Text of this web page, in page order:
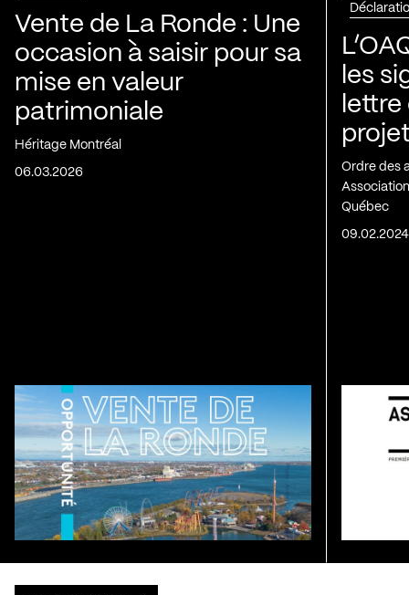
Vente de La Ronde : Une
occasion à saisir pour sa
mise en valeur
patrimoniale
Héritage Montréal
06.03.2026
les
Ordre des
Québec
09.02.2024